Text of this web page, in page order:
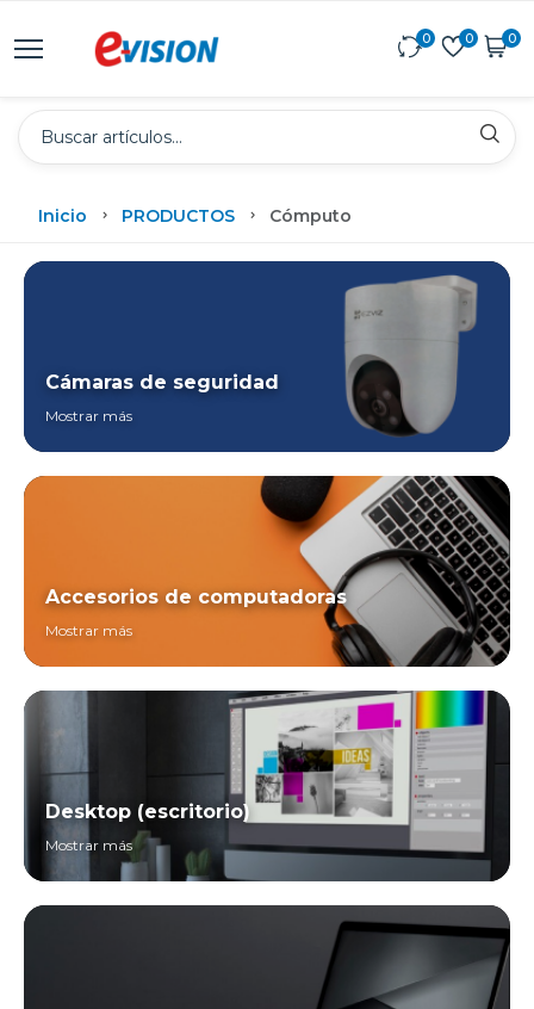
0 0 0
Inicio PRODUCTOS Cómputo
Cámaras de seguridad
Mostrar más
Accesorios de computadoras
Mostrar más
Desktop (escritorio)
Mostrar más